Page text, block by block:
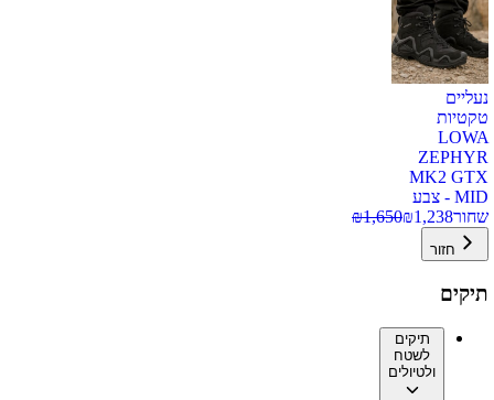
נעליים
טקטיות
LOWA
ZEPHYR
MK2 GTX
MID - צבע
שחור
₪1,238
₪1,650
חזור
תיקים
תיקים
לשטח
ולטיולים